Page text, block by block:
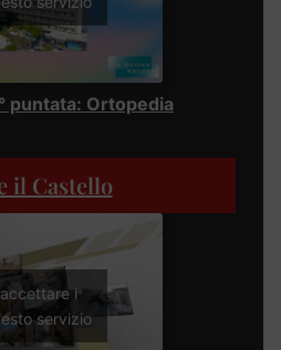
puntata: Ortopedia
il Castello
i
servizio